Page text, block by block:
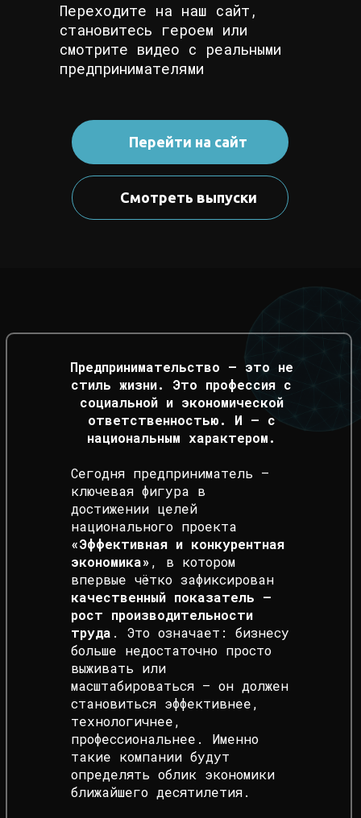
Смотреть выпуски
Перейти на сайт
Переходите на наш сайт,
становитесь героем или
смотрите видео с реальными
предпринимателями
Сегодня предприниматель —
ключевая фигура в
достижении целей
национального проекта
«Эффективная и конкурентная
экономика», в котором
впервые чётко зафиксирован
качественный показатель —
рост производительности
труда . Это означает: бизнесу
больше недостаточно просто
выживать или
масштабироваться — он должен
становиться эффективнее,
технологичнее,
профессиональнее. Именно
такие компании будут
определять облик экономики
ближайшего десятилетия.
Предпринимательство — это не
стиль жизни. Это профессия с
социальной и экономической
ответственностью. И — с
национальным характером.